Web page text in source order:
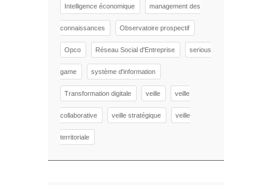
Intelligence économique management des
connaissances Observatoire prospectif
Opco Réseau Social d'Entreprise serious
game système d'information
Transformation digitale veille veille
collaborative veille stratégique veille
territoriale